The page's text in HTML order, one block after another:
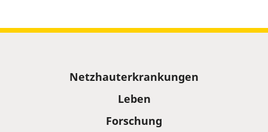
Netzhauterkrankungen
Leben
Forschung